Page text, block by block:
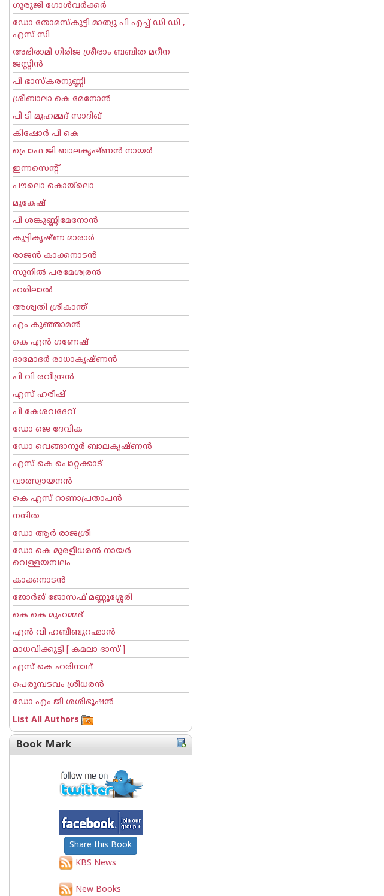
ഗുരുജി ഗോള്‍‌വര്‍ക്കര്‍
ഡോ തോമസ്കുട്ടി മാത്യു പി എച്ച് ഡി ഡി ,
എസ് സി
അഭിരാമി ഗിരിജ ശ്രീരാം ബബിത മറീന
ജസ്റ്റിന്‍
പി ഭാസ്കരനുണ്ണി
ശ്രീബാലാ കെ മേനോന്‍
പി ടി മുഹമ്മദ് സാദിഖ്‌
കിഷോർ പി കെ
പ്രൊഫ ജി ബാലകൃഷ്ണന്‍ നായര്‍
ഇന്നസെന്റ്‌
പൗലൊ കൊയ്ലൊ
മുകേഷ്
പി ശങ്കുണ്ണിമേനോന്‍
കുട്ടികൃഷ്ണ മാരാര്‍
രാജന്‍ കാക്കനാടന്‍
സുനില്‍ പരമേശ്വരന്‍
ഹരിലാല്‍
അശ്വതി ശ്രീകാന്ത്
എം കുഞ്ഞാമന്‍
കെ എന്‍ ഗണേഷ്
ദാമോദർ രാധാകൃഷ്ണൻ
പി വി രവീന്ദ്രന്‍
എസ് ഹരീഷ്
പി കേശവദേവ്‌
ഡോ ജെ ദേവിക
ഡോ വെങ്ങാനൂര്‍ ബാലകൃഷ്ണന്‍
എസ്‌ കെ പൊറ്റക്കാട്‌
വാത്സ്യായനന്‍
കെ എസ് റാണാപ്രതാപന്‍
നന്ദിത
ഡോ ആര്‍ രാജശ്രീ
ഡോ കെ മുരളീധരന്‍ നായര്‍
വെള്ളയമ്പലം
കാക്കനാടന്‍
ജോര്‍ജ് ജോസഫ് മണ്ണൂശ്ശേരി
കെ കെ മുഹമ്മദ്
എന്‍ വി ഹബീബുറഹ്മാന്‍
മാധവിക്കുട്ടി [ കമലാ ദാസ് ]
എസ് കെ ഹരിനാഥ്
പെരുമ്പടവം ശ്രീധര‌ന്‍
ഡോ എം ജി ശശിഭൂഷന്‍
List All Authors
Book Mark
Share this Book
KBS News
New Books